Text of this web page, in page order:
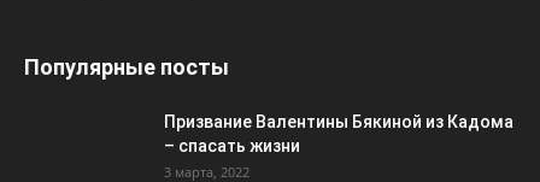
Популярные посты
Призвание Валентины Бякиной из Кадома
– спасать жизни
3 марта, 2022